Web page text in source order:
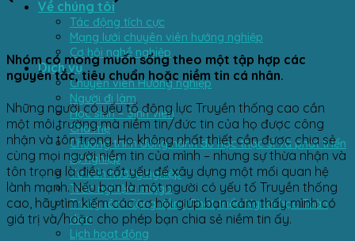
Về chúng tôi
Tác động tích cực
Mạng lưới chuyên viên hướng nghiệp
Cơ hội nghề nghiệp
Dịch vụ
Chuyên viên Hướng nghiệp
Người đi làm
Học sinh – Sinh viên
Cha mẹ
Chương trình đồng hành du học thạc sĩ và phát triển
sự nghiệp
Tư vấn hướng nghiệp
Trắc nghiệm Indigo
Trung tâm Cộng đồng Phát triển Người học Toàn
diện
Lịch hoạt động
Nhóm có mong muốn sống theo một tập hợp các
nguyên tắc, tiêu chuẩn hoặc niềm tin cá nhân.
Những người có yếu tố động lực Truyền thống cao cần
một môi trường mà niềm tin/đức tin của họ được công
nhận và tôn trọng. Họ không nhất thiết cần được chia sẻ
cùng mọi người niềm tin của mình – nhưng sự thừa nhận và
tôn trọng là điều cốt yếu để xây dựng một mối quan hệ
lành mạnh. Nếu bạn là một người có yếu tố Truyền thống
cao, hãy tìm kiếm các cơ hội giúp bạn cảm thấy mình có
giá trị và/hoặc cho phép bạn chia sẻ niềm tin ấy.